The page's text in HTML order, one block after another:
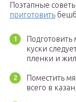
Поэтапные
приготовить
Подготовить
куски
пленки и
Поместить
всего в